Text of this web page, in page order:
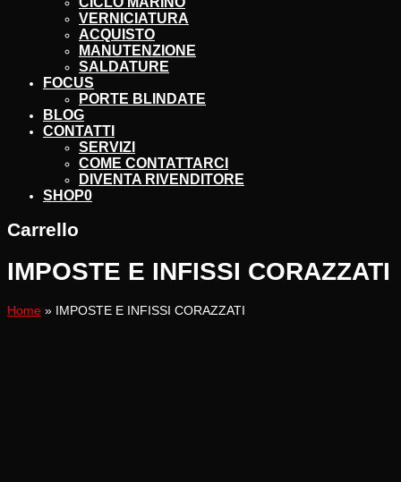
VERNICIATURA
ACQUISTO
MANUTENZIONE
SALDATURE
FOCUS
PORTE BLINDATE
BLOG
CONTATTI
SERVIZI
COME CONTATTARCI
DIVENTA RIVENDITORE
SHOP0
Carrello
IMPOSTE E INFISSI CORAZZATI
Home » IMPOSTE E INFISSI CORAZZATI